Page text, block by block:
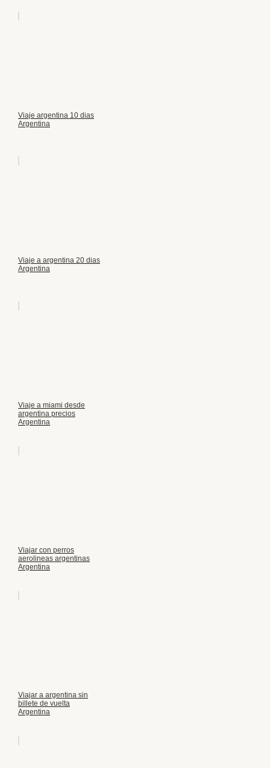
Viaje argentina 10 dias
Argentina
Viaje a argentina 20 dias
Argentina
Viaje a miami desde
argentina precios
Argentina
Viajar con perros
aerolineas argentinas
Argentina
Viajar a argentina sin
billete de vuelta
Argentina